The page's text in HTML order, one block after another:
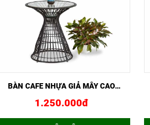
XEM NHANH MUA NGAY
BÀN CAFE NHỰA GIẢ MÂY CAO
1.250.000đ